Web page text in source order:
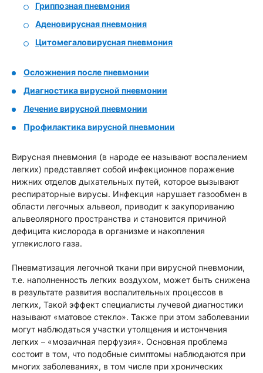
Гриппозная пневмония
Аденовирусная пневмония
Цитомегаловирусная пневмония
Осложнения после пневмонии
Диагностика вирусной пневмонии
Лечение вирусной пневмонии
Профилактика вирусной пневмонии
Вирусная пневмония (в народе ее называют воспалением
легких) представляет собой инфекционное поражение
нижних отделов дыхательных путей, которое вызывают
респираторные вирусы. Инфекция нарушает газообмен в
области легочных альвеол, приводит к закупориванию
альвеолярного пространства и становится причиной
дефицита кислорода в организме и накопления
углекислого газа.
Пневматизация легочной ткани при вирусной пневмонии,
т.е. наполненность легких воздухом, может быть снижена
в результате развития воспалительных процессов в
легких, Такой эффект специалисты лучевой диагностики
называют «матовое стекло». Также при этом заболевании
могут наблюдаться участки утолщения и истончения
легких – «мозаичная перфузия». Основная проблема
состоит в том, что подобные симптомы наблюдаются при
многих заболеваниях, в том числе при хронических